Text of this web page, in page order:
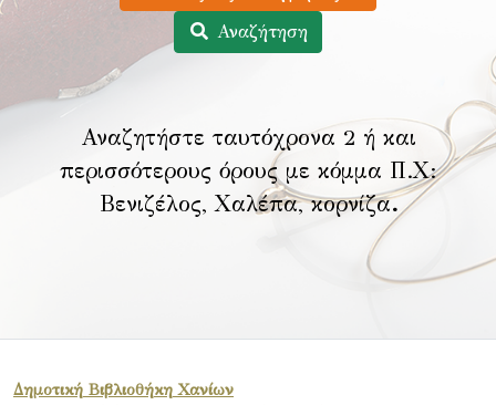
Αναζήτηση
Αναζητήστε ταυτόχρονα 2 ή και
περισσότερους όρους με κόμμα Π.Χ:
Βενιζέλος, Χαλέπα, κορνίζα.
Δημοτική Βιβλιοθήκη Χανίων